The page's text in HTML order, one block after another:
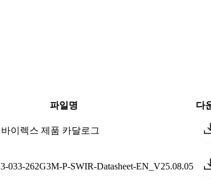
파일명 다
이렉스 제품 카달로그
033-262G3M-P-SWIR-Datasheet-EN_V25.08.05